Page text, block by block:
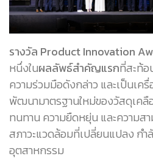
รางวัล Product Innovation
หนึ่งในผลลัพธ์สำคัญแรกที่สะท้อ
ความร่วมมือดังกล่าว และเป็นเค
พัฒนามาตรฐานใหม่ของวัสดุเค
ทนทาน ความยืดหยุ่น และความส
สภาวะแวดล้อมที่เปลี่ยนแปลง กำ
อุตสาหกรรม